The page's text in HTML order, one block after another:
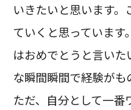
いきたいと思います
ていくと思っています
はおめでとうと言い
な瞬間瞬間で経験がも
ただ、自分として一番